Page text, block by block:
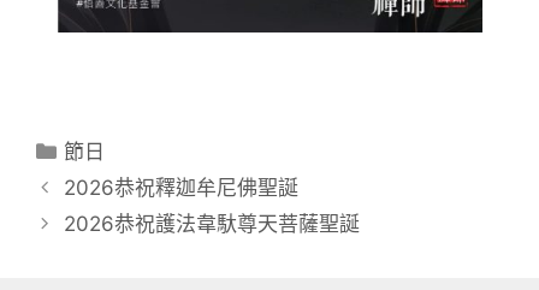
分
類
節日
2026恭祝釋迦牟尼佛聖誕
2026恭祝護法韋馱尊天菩薩聖誕